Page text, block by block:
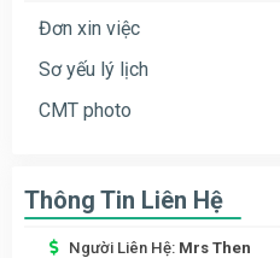
Đơn xin việc
Sơ yếu lý lịch
CMT photo
Thông Tin Liên Hệ
Người Liên Hệ: Mrs Then